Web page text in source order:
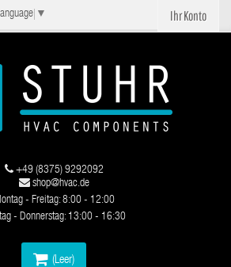
Ihr Konto
▼
(Leer)
+49 (8375) 9292092
shop@hvac.de
- Freitag: 8:00 - 12:00
- Donnerstag: 13:00 - 16:30